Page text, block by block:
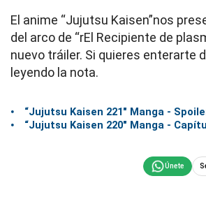
El anime “Jujutsu Kaisen”nos
del arco de “rEl Recipiente de
nuevo tráiler. Si quieres enterarte
leyendo la nota.
“Jujutsu Kaisen 221″ Manga -
“Jujutsu Kaisen 220″ Manga -